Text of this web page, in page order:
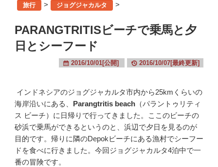
旅行 > ジョグジャカルタ >
PARANGTRITISビーチで乗馬と夕
日とシーフード
2016/10/01[公開] 2016/10/07[最終更新]
インドネシアのジョグジャカルタ市内から25kmくらいの
海岸沿いにある、
Parangtritis beach （パラントゥリティ
ス ビーチ）に日帰りで行ってきました。ここのビーチの
砂浜で乗馬ができるというのと、浜辺で夕日を見るのが
目的です。帰りに隣のDepokビーチにある漁村でシーフー
ドを食べに行きました。今回ジョグジャカルタ4泊中で一
番の冒険です。